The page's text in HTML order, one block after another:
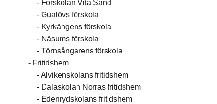
Förskolan Vita Sand
Gualövs förskola
Kyrkängens förskola
Näsums förskola
Törnsångarens förskola
Fritidshem
Alvikenskolans fritidshem
Dalaskolan Norras fritidshem
Edenrydskolans fritidshem